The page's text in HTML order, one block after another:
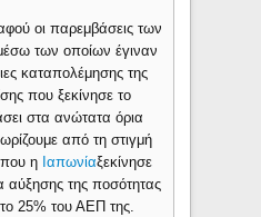
οι παρεμβάσεις των
των οποίων έγιναν
καταπολέμησης της
που ξεκίνησε το
στα ανώτατα όρια
από τη στιγμή
που η Ιαπωνίαξεκίνησε
της ποσότητας
25% του ΑΕΠ της.